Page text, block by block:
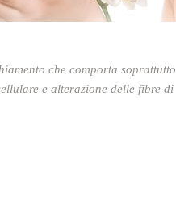
che comporta soprattutto
e alterazione delle fibre di